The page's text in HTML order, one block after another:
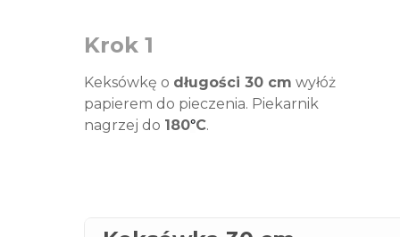
Krok 1
Keksówkę o długości 30 cm wyłóż
papierem do pieczenia. Piekarnik
nagrzej do 180°C.